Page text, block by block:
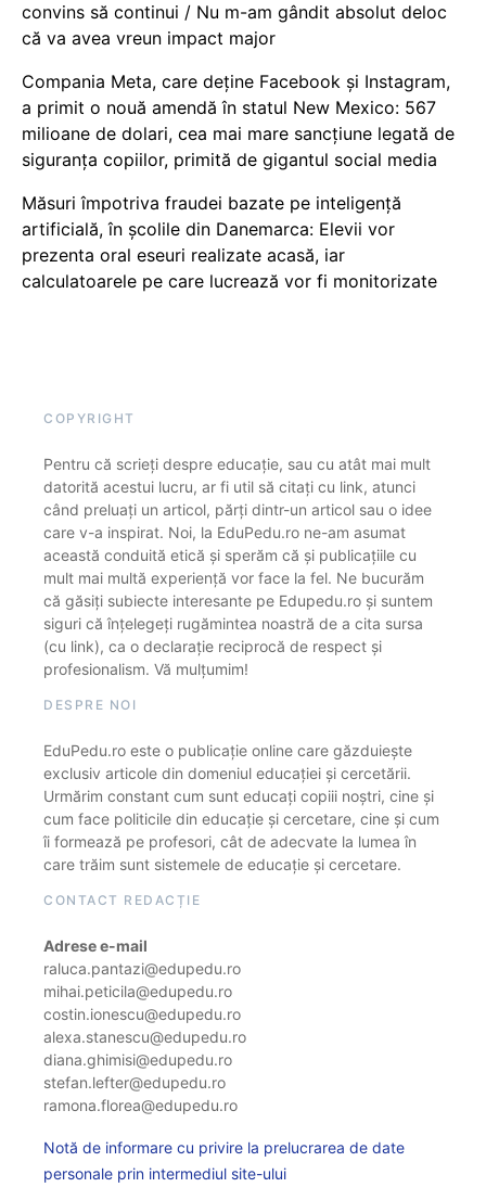
convins să continui / Nu m-am gândit absolut deloc
că va avea vreun impact major
Compania Meta, care deține Facebook și Instagram,
a primit o nouă amendă în statul New Mexico: 567
milioane de dolari, cea mai mare sancțiune legată de
siguranța copiilor, primită de gigantul social media
Măsuri împotriva fraudei bazate pe inteligență
artificială, în școlile din Danemarca: Elevii vor
prezenta oral eseuri realizate acasă, iar
calculatoarele pe care lucrează vor fi monitorizate
COPYRIGHT
Pentru că scrieți despre educație, sau cu atât mai mult
datorită acestui lucru, ar fi util să citați cu link, atunci
când preluați un articol, părți dintr-un articol sau o idee
care v-a inspirat. Noi, la EduPedu.ro ne-am asumat
această conduită etică și sperăm că și publicațiile cu
mult mai multă experiență vor face la fel. Ne bucurăm
că găsiți subiecte interesante pe Edupedu.ro și suntem
siguri că înțelegeți rugămintea noastră de a cita sursa
(cu link), ca o declarație reciprocă de respect și
profesionalism. Vă mulțumim!
DESPRE NOI
EduPedu.ro este o publicație online care găzduiește
exclusiv articole din domeniul educației și cercetării.
Urmărim constant cum sunt educați copiii noștri, cine și
cum face politicile din educație și cercetare, cine și cum
îi formează pe profesori, cât de adecvate la lumea în
care trăim sunt sistemele de educație și cercetare.
CONTACT REDACȚIE
Adrese e-mail
raluca.pantazi@edupedu.ro
mihai.peticila@edupedu.ro
costin.ionescu@edupedu.ro
alexa.stanescu@edupedu.ro
diana.ghimisi@edupedu.ro
stefan.lefter@edupedu.ro
ramona.florea@edupedu.ro
Notă de informare cu privire la prelucrarea de date
personale prin intermediul site-ului